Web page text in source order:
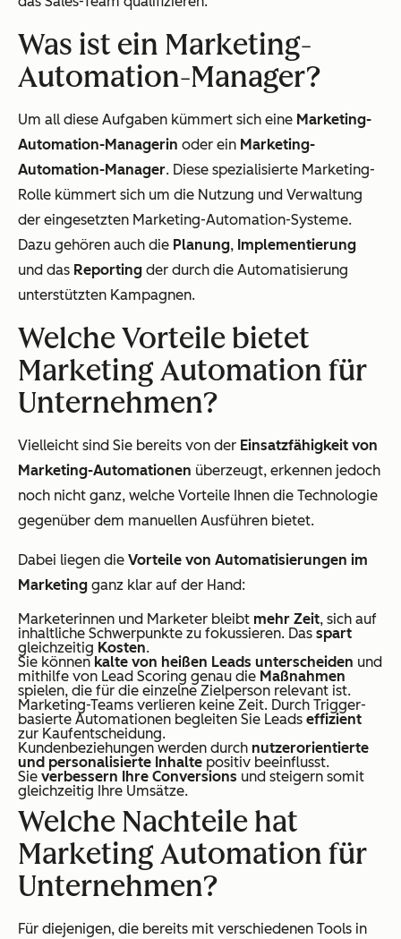
Was ist ein Marketing-
Automation-Manager?
Um all diese Aufgaben kümmert sich eine Marketing-
Automation-Managerin oder ein Marketing-
Automation-Manager. Diese spezialisierte Marketing-
Rolle kümmert sich um die Nutzung und Verwaltung
der eingesetzten Marketing-Automation-Systeme.
Dazu gehören auch die Planung, Implementierung
und das Reporting der durch die Automatisierung
unterstützten Kampagnen.
Welche Vorteile bietet
Marketing Automation für
Unternehmen?
Vielleicht sind Sie bereits von der Einsatzfähigkeit von
Marketing-Automationen überzeugt, erkennen jedoch
noch nicht ganz, welche Vorteile Ihnen die Technologie
gegenüber dem manuellen Ausführen bietet.
Dabei liegen die Vorteile von Automatisierungen im
Marketing ganz klar auf der Hand:
Marketerinnen und Marketer bleibt mehr Zeit, sich auf
inhaltliche Schwerpunkte zu fokussieren. Das spart
gleichzeitig Kosten.
Sie können kalte von heißen Leads unterscheiden und
mithilfe von Lead Scoring genau die Maßnahmen
spielen, die für die einzelne Zielperson relevant ist.
Marketing-Teams verlieren keine Zeit. Durch Trigger-
basierte Automationen begleiten Sie Leads effizient
zur Kaufentscheidung.
Kundenbeziehungen werden durch nutzerorientierte
und personalisierte Inhalte positiv beeinflusst.
Sie verbessern Ihre Conversions und steigern somit
gleichzeitig Ihre Umsätze.
Welche Nachteile hat
Marketing Automation für
Unternehmen?
Für diejenigen, die bereits mit verschiedenen Tools in